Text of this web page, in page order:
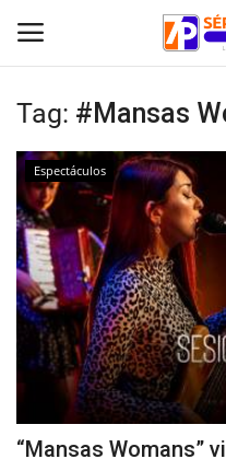
Inicio
Crónica
Policial
Tribunales
Deporte
Política
Tag: #Mansas
Espectáculos
“Mansas Womans”